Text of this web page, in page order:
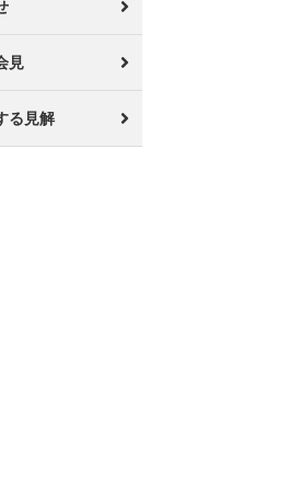
見
る見解